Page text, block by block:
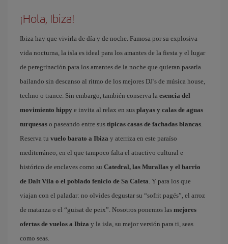
¡Hola, Ibiza!
Ibiza hay que vivirla de día y de noche. Famosa por su explosiva
vida nocturna, la isla es ideal para los amantes de la fiesta y el lugar
de peregrinación para los amantes de la noche que quieran pasarla
bailando sin descanso al ritmo de los mejores DJ’s de música house,
techno o trance. Sin embargo, también conserva la esencia del
movimiento hippy e invita al relax en sus playas y calas de aguas
turquesas o paseando entre sus típicas casas de fachadas blancas.
Reserva tu vuelo barato a Ibiza y aterriza en este paraíso
mediterráneo, en el que tampoco falta el atractivo cultural e
histórico de enclaves como su Catedral, las Murallas y el barrio
de Dalt Vila o el poblado fenicio de Sa Caleta. Y para los que
viajan con el paladar: no olvides degustar su “sofrit pagés”, el arroz
de matanza o el “guisat de peix”. Nosotros ponemos las mejores
ofertas de vuelos a Ibiza y la isla, su mejor versión para ti, seas
como seas.